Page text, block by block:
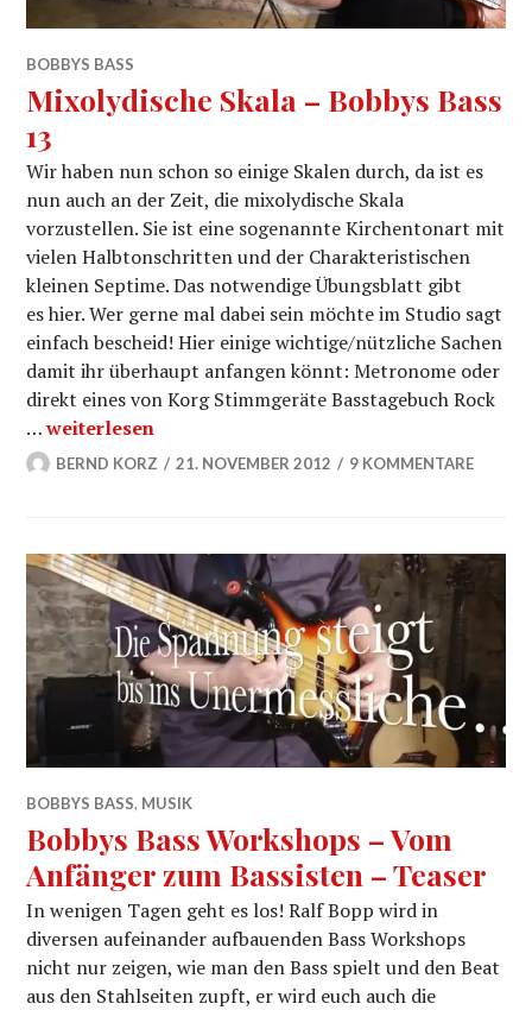
BOBBYS BASS
Mixolydische Skala – Bobbys Bass
13
Wir haben nun schon so einige Skalen durch, da ist es
nun auch an der Zeit, die mixolydische Skala
vorzustellen. Sie ist eine sogenannte Kirchentonart mit
vielen Halbtonschritten und der Charakteristischen
kleinen Septime. Das notwendige Übungsblatt gibt
es hier. Wer gerne mal dabei sein möchte im Studio sagt
einfach bescheid! Hier einige wichtige/nützliche Sachen
damit ihr überhaupt anfangen könnt: Metronome oder
direkt eines von Korg Stimmgeräte Basstagebuch Rock
…Mixolydische Skala – Bobbys Bass 13
weiterlesen
BERND KORZ 21. NOVEMBER 2012 9 KOMMENTARE
BOBBYS BASS, MUSIK
Bobbys Bass Workshops – Vom
Anfänger zum Bassisten – Teaser
In wenigen Tagen geht es los! Ralf Bopp wird in
diversen aufeinander aufbauenden Bass Workshops
nicht nur zeigen, wie man den Bass spielt und den Beat
aus den Stahlseiten zupft, er wird euch auch die